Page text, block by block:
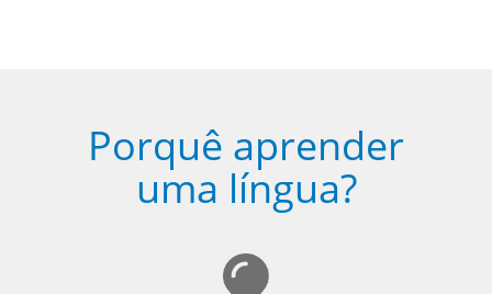
Porquê aprender
uma língua?